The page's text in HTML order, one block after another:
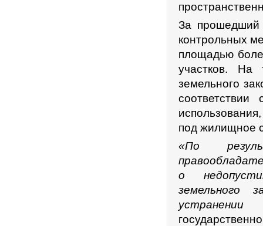
За прошедший
контрольных
площадью
участков. На
земельного
под жилищное
«По
о
земельного
устранении